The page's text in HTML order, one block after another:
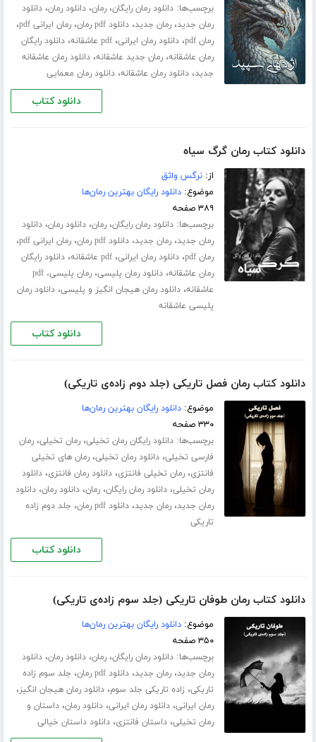
برچسب‌ها:دانلود رمان رایگان،رمان،دانلود رمان،دانلود
رمان جدید،رمان جدید،دانلود pdf رمان ،رمان ایرانی pdf ،
رمان pdf ،دانلود رمان ایرانی،pdf عاشقانه ،دانلود رایگان
رمان عاشقانه،رمان جدید عاشقانه،دانلود رمان عاشقانه
جدید،دانلود رمان عاشقانه،دانلود رمان معمایی
دانلود کتاب
دانلود کتاب رمان گرگ سیاه
از:نرگس واثق
موضوع:دانلود رایگان بهترین رمان‌ها
۳۸۹ صفحه
برچسب‌ها:دانلود رمان رایگان،رمان،دانلود رمان،دانلود
رمان جدید،رمان جدید،دانلود pdf رمان ،رمان ایرانی pdf ،
رمان pdf ،دانلود رمان ایرانی،pdf عاشقانه ،دانلود رایگان
رمان عاشقانه،دانلود رمان پلیسی،
رمان پلیسی، pdf
عاشقانه،دانلود رمان هیجان انگیز و پلیسی،دانلود رمان
پلیسی عاشقانه
دانلود کتاب
دانلود کتاب رمان فصل تاریکی (جلد دوم زاده‌ی تاریکی)
موضوع:دانلود رایگان بهترین رمان‌ها
۳۳۰ صفحه
برچسب‌ها:دانلود رایگان رمان تخیلی،رمان تخیلی،رمان
فارسی تخیلی،دانلود رمان تخیلی،رمان های تخیلی
فانتزی،رمان تخیلی فانتزی،دانلود رمان فانتزی،دانلود
رمان تخیلی،دانلود رمان رایگان،رمان،دانلود رمان،دانلود
رمان جدید،رمان جدید،دانلود pdf رمان ، جلد دوم زاده
تاریکی
دانلود کتاب
دانلود کتاب رمان طوفان تاریکی (جلد سوم زاده‌ی تاریکی)
موضوع:دانلود رایگان بهترین رمان‌ها
۳۵۰ صفحه
برچسب‌ها:دانلود رمان رایگان،رمان،دانلود رمان،دانلود
رمان جدید،رمان جدید،دانلود pdf رمان ، جلد سوم زاده
تاریکی، زاده تاریکی جلد سوم،دانلود رمان هیجان انگیز،
رمان ایرانی،دانلود رمان ایرانی،دانلود رمان،داستان و
رمان تخیلی،داستان فانتزی،دانلود داستان خیالی